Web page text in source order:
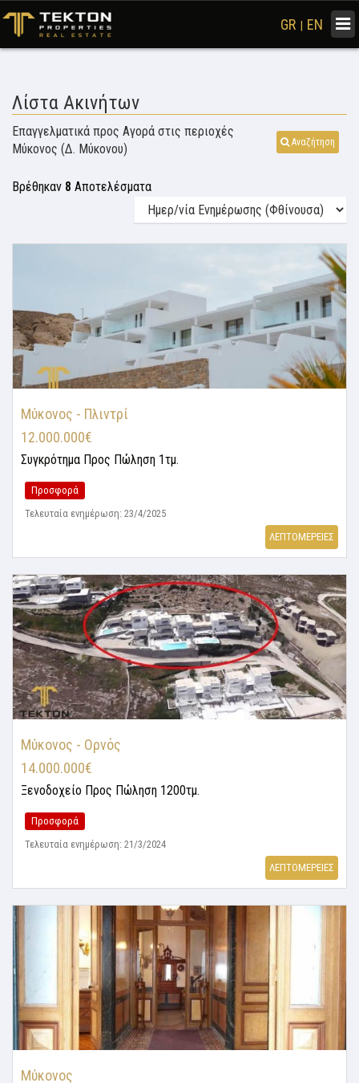
GR | EN
Λίστα Ακινήτων
Αναζήτηση
Επαγγελματικά προς Αγορά στις περιοχές
Μύκονος (Δ. Μύκονου)
Βρέθηκαν 8 Αποτελέσματα
Μύκονος - Πλιντρί
12.000.000€
Συγκρότημα Προς Πώληση 1τμ.
Προσφορά
Τελευταία ενημέρωση: 23/4/2025
ΛΕΠΤΟΜΕΡΕΙΕΣ
Μύκονος - Ορνός
14.000.000€
Ξενοδοχείο Προς Πώληση 1200τμ.
Προσφορά
Τελευταία ενημέρωση: 21/3/2024
ΛΕΠΤΟΜΕΡΕΙΕΣ
Μύκονος